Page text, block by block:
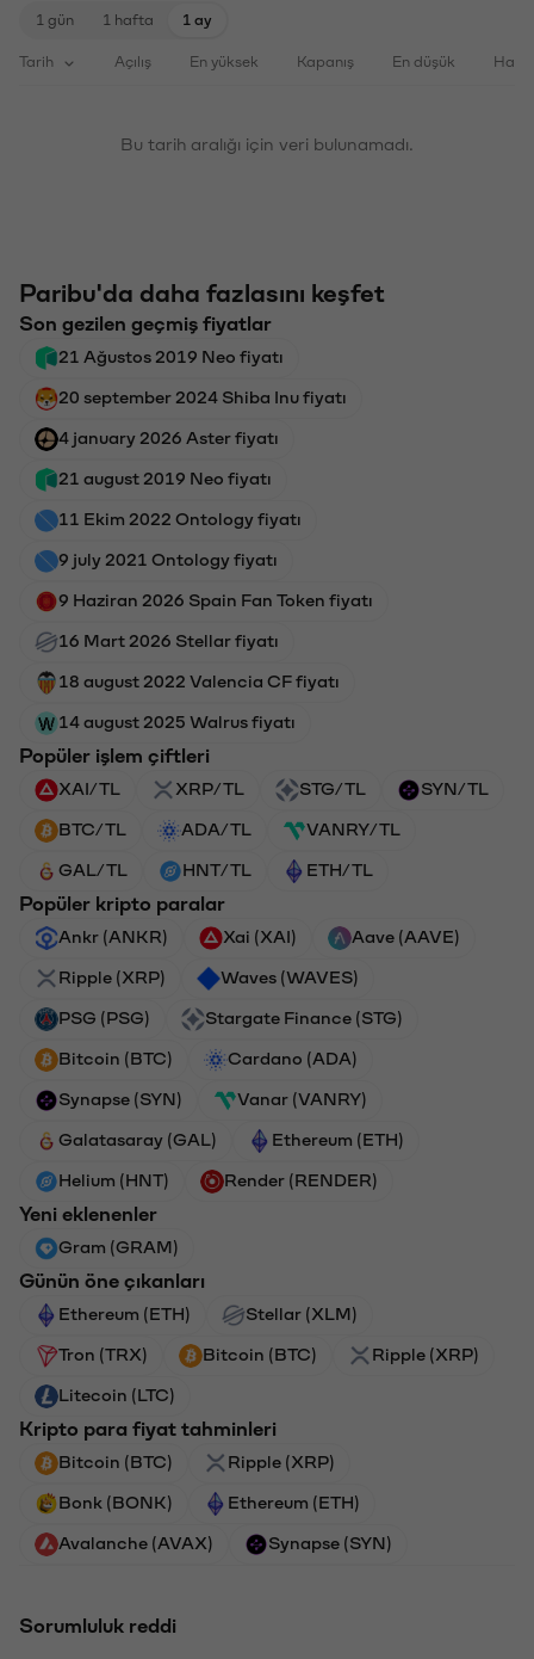
1 gün 1 hafta 1 ay
Tarih Açılış En yüksek Kapanış En düşük
Bu tarih aralığı için veri bulunamadı.
Paribu'da daha fazlasını keşfet
Son gezilen geçmiş fiyatlar
21 Ağustos 2019 Neo fiyatı
20 september 2024 Shiba Inu fiyatı
4 january 2026 Aster fiyatı
21 august 2019 Neo fiyatı
11 Ekim 2022 Ontology fiyatı
9 july 2021 Ontology fiyatı
9 Haziran 2026 Spain Fan Token fiyatı
16 Mart 2026 Stellar fiyatı
18 august 2022 Valencia CF fiyatı
14 august 2025 Walrus fiyatı
Popüler işlem çiftleri
XAI/TL XRP/TL STG/TL SYN/TL
BTC/TL ADA/TL VANRY/TL
GAL/TL HNT/TL ETH/TL
Popüler kripto paralar
Ankr (ANKR) Xai (XAI) Aave (AAVE)
Ripple (XRP) Waves (WAVES)
PSG (PSG) Stargate Finance (STG)
Bitcoin (BTC) Cardano (ADA)
Synapse (SYN) Vanar (VANRY)
Galatasaray (GAL) Ethereum (ETH)
Helium (HNT) Render (RENDER)
Yeni eklenenler
Gram (GRAM)
Günün öne çıkanları
Ethereum (ETH) Stellar (XLM)
Tron (TRX) Bitcoin (BTC) Ripple (XRP)
Litecoin (LTC)
Kripto para fiyat tahminleri
Bitcoin (BTC) Ripple (XRP)
Bonk (BONK) Ethereum (ETH)
Avalanche (AVAX) Synapse (SYN)
Sorumluluk reddi